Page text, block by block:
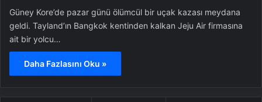
Güney Kore’de pazar günü ölümcül bir uçak kazası meydana
geldi. Tayland’ın Bangkok kentinden kalkan Jeju Air firmasına
ait bir yolcu…
Daha Fazlasını Oku »